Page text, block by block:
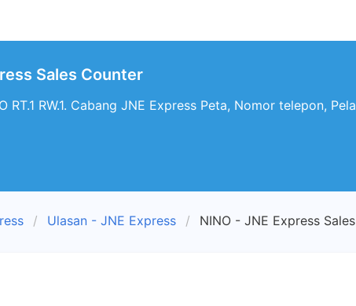
Sales Counter
RT.1 RW.1. Cabang JNE Express Peta, Nomor telepon,
Ulasan - JNE Express NINO - JNE Express